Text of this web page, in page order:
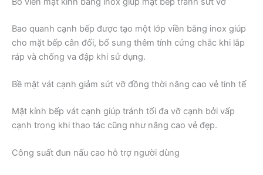
Bao quanh cạnh bếp được tạo một lớp viền bằng inox giúp
cho mặt bếp cân đối, bổ sung thêm tính cứng chắc khi lắp
ráp và chống va đập khi sử dụng.
Bề mặt vát cạnh giảm sứt vỡ đồng thời nâng cao vẻ tinh tế
Mặt kính bếp vát cạnh giúp tránh tối đa vỡ cạnh bởi vấp
cạnh trong khi thao tác cũng như nâng cao vẻ đẹp.
Công suất đun nấu cao hỗ trợ người dùng